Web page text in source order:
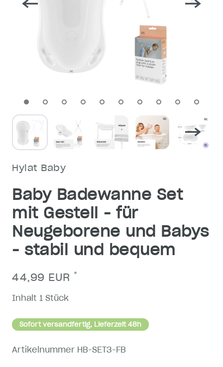
Hylat Baby
Baby Badewanne Set
mit Gestell - für
Neugeborene und Babys
- stabil und bequem
44,99 EUR *
Inhalt 1 Stück
Sofort versandfertig, Lieferzeit 48h
Artikelnummer HB-SET3-FB